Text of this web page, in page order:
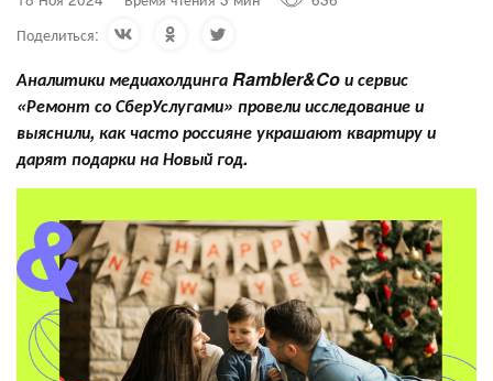
Поделиться:
Аналитики медиахолдинга Rambler&Coи сервис
«Ремонт со СберУслугами» провели исследование и
выяснили, как часто россияне украшают квартиру и
дарят подарки на Новый год.